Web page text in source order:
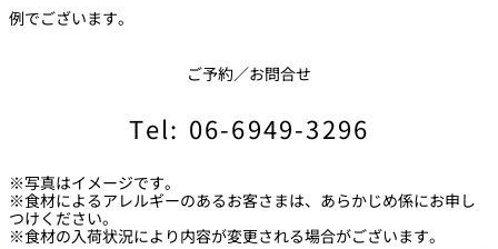
例でございます。
ご予約／お問合せ
Tel: 06-6949-3296
※写真はイメージです。
※食材によるアレルギーのあるお客さまは、あらかじめ係にお申し
つけください。
※食材の入荷状況により内容が変更される場合がございます。